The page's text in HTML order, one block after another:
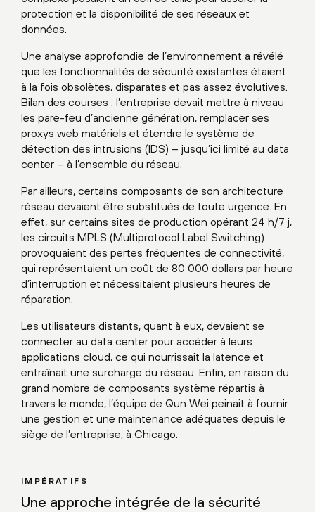
protection et la disponibilité de ses réseaux et
données.
Une analyse approfondie de l’environnement a révélé
que les fonctionnalités de sécurité existantes étaient
à la fois obsolètes, disparates et pas assez évolutives.
Bilan des courses : l’entreprise devait mettre à niveau
les pare-feu d’ancienne génération, remplacer ses
proxys web matériels et étendre le système de
détection des intrusions (IDS) – jusqu’ici limité au data
center – à l’ensemble du réseau.
Par ailleurs, certains composants de son architecture
réseau devaient être substitués de toute urgence. En
effet, sur certains sites de production opérant 24 h/7 j,
les circuits MPLS (Multiprotocol Label Switching)
provoquaient des pertes fréquentes de connectivité,
qui représentaient un coût de 80 000 dollars par heure
d’interruption et nécessitaient plusieurs heures de
réparation.
Les utilisateurs distants, quant à eux, devaient se
connecter au data center pour accéder à leurs
applications cloud, ce qui nourrissait la latence et
entraînait une surcharge du réseau. Enfin, en raison du
grand nombre de composants système répartis à
travers le monde, l’équipe de Qun Wei peinait à fournir
une gestion et une maintenance adéquates depuis le
siège de l’entreprise, à Chicago.
IMPÉRATIFS
Une approche intégrée de la sécurité